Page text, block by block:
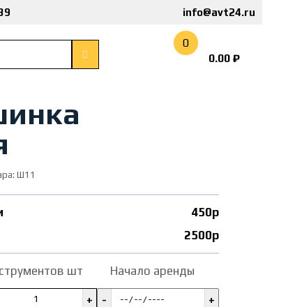
info@avt24.ru
0
0.00₽
Ш11
450р
2500р
шт Начало аренды
+ - +